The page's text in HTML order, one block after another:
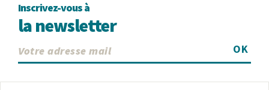
Inscrivez-vous à
la newsletter
OK